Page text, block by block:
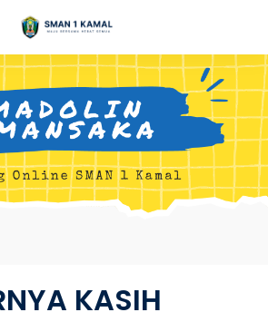
KASIH